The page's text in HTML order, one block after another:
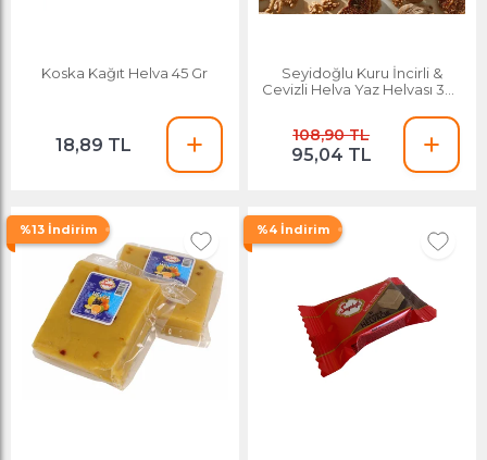
Koska Kağıt Helva 45 Gr
18,89 TL
Seyidoğlu Kuru İncirli &
Cevizli Helva Yaz Helvası 350
108,90 TL
95,04 TL
%13 İndirim %4 İndirim